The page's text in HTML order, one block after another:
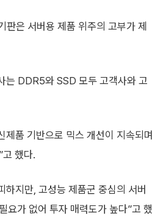
은 서버용 제품 위주의 고부가 제
는 DDR5와 SSD 모두 고객사와 고
제품 기반으로 믹스 개선이 지속되며
했다.
지만, 고성능 제품군 중심의 서버
가 없어 투자 매력도가 높다”고 했